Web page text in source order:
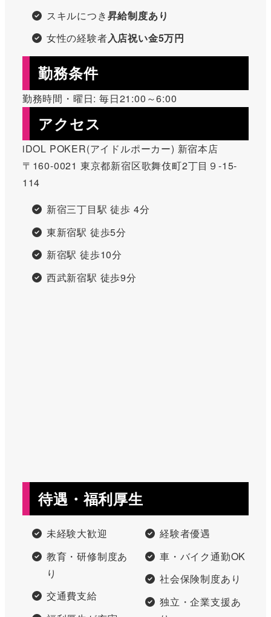
スキルにつき昇給制度あり
女性の経験者入店祝い金5万円
勤務条件
勤務時間・曜日: 毎日21:00～6:00
アクセス
iDOL POKER(アイドルポーカー) 新宿本店
〒160-0021 東京都新宿区歌舞伎町2丁目９‐15‐
114
新宿三丁目駅 徒歩 4分
東新宿駅 徒歩5分
新宿駅 徒歩10分
西武新宿駅 徒歩9分
待遇・福利厚生
未経験大歓迎
教育・研修制度あ
り
交通費支給
経験者優遇
車・バイク通勤OK
社会保険制度あり
独立・企業支援あ